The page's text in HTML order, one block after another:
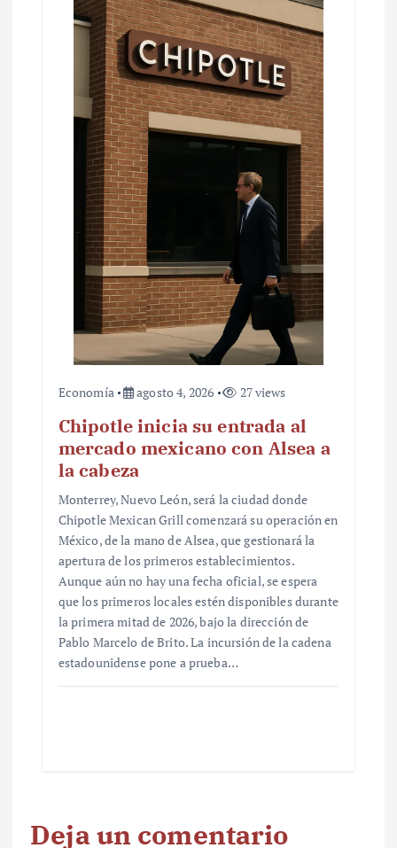
Economía agosto 4, 2026 27 views
Chipotle inicia su entrada al
mercado mexicano con Alsea a
la cabeza
Monterrey, Nuevo León, será la ciudad donde
Chipotle Mexican Grill comenzará su operación en
México, de la mano de Alsea, que gestionará la
apertura de los primeros establecimientos.
Aunque aún no hay una fecha oficial, se espera
que los primeros locales estén disponibles durante
la primera mitad de 2026, bajo la dirección de
Pablo Marcelo de Brito. La incursión de la cadena
estadounidense pone a prueba…
Deja un comentario